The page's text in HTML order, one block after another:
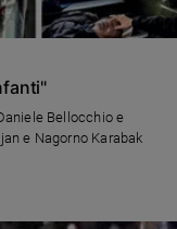
Bellocchio e
e Nagorno Karabak